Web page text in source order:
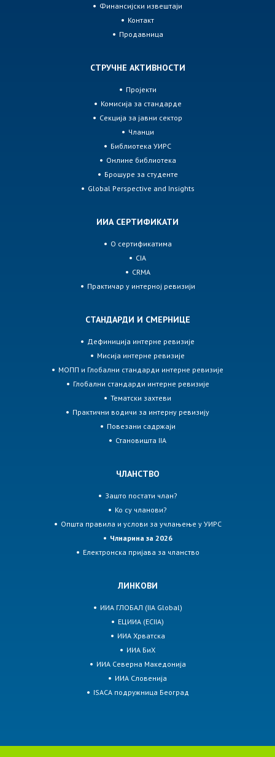
Финансијски извештаји
Контакт
Продавница
СТРУЧНЕ АКТИВНОСТИ
Пројекти
Комисија за стандарде
Секција за јавни сектор
Чланци
Библиотека УИРС
Онлине библиотека
Брошуре за студенте
Global Perspective and Insights
ИИА СЕРТИФИКАТИ
О сертификатима
CIA
CRMA
Практичар у интерној ревизији
СТАНДАРДИ И СМЕРНИЦЕ
Дефиниција интерне ревизије
Мисија интерне ревизије
МОПП и Глобални стандарди интерне ревизије
Глобални стандарди интерне ревизије
Тематски захтеви
Практични водичи за интерну ревизију
Повезани садржаји
Становишта IIA
ЧЛАНСТВО
Зашто постати члан?
Ко су чланови?
Општа правила и услови за учлањење у УИРС
Члнарина за 2026
Електронска пријава за чланство
ЛИНКОВИ
ИИА ГЛОБАЛ (IIA Global)
ЕЦИИА (ECIIA)
ИИА Хрватска
ИИА БиХ
ИИА Северна Македонија
ИИА Словенија
ISACA подружница Београд